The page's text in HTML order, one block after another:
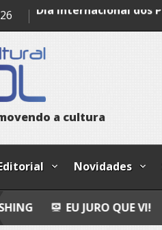
Indígenas
ovendo a cultura
Novidades
JURO QUE VI! EPITAFIO